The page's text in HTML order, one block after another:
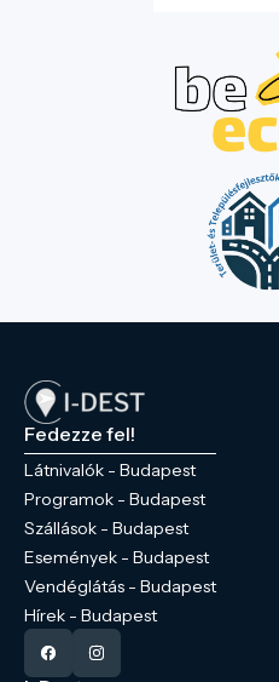
Fedezze fel!
Látnivalók - Budapest
Programok - Budapest
Szállások - Budapest
Események - Budapest
Vendéglátás - Budapest
Hírek - Budapest